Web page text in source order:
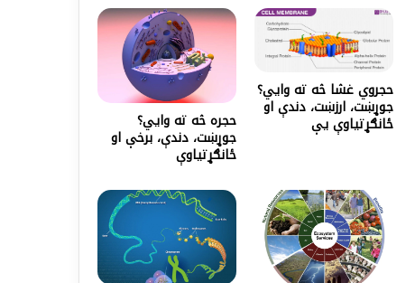
حجروي غشا څه ته وايي؟
جوړښت، ارزښت، دندې او
ځانګړتیاوې یې حجره څه ته وايي؟
جوړښت، دندې، برخې او
ځانګړتیاوې